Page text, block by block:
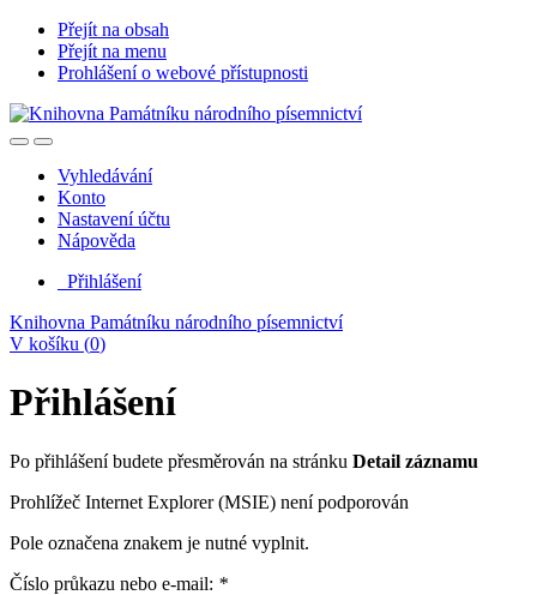
Přejít na obsah
Přejít na menu
Prohlášení o webové přístupnosti
Vyhledávání
Konto
Nastavení účtu
Nápověda
Přihlášení
Knihovna Památníku národního písemnictví
V košíku (0)
Přihlášení
Po přihlášení budete přesměrován na stránku Detail záznamu
Prohlížeč Internet Explorer (MSIE) není podporován
Pole označena znakem je nutné vyplnit.
Číslo průkazu nebo e-mail: *